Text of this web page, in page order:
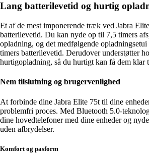
Lang batterilevetid og hurtig
Et af de mest imponerende træk ved Jabra
batterilevetid. Du kan nyde op til 7,5 timers
opladning, og det medfølgende
timers batterilevetid. Derudover understøtter
hurtigopladning, så du hurtigt kan få dem klar
Nem tilslutning og brugervenlighed
At forbinde dine Jabra Elite 75t til dine
problemfri proces. Med Bluetooth 5.0-
dine hovedtelefoner med dine enheder og
uden afbrydelser.
Komfort og pasform